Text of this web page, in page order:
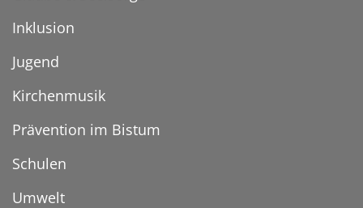
Inklusion
Jugend
Kirchenmusik
Prävention im Bistum
Schulen
Umwelt